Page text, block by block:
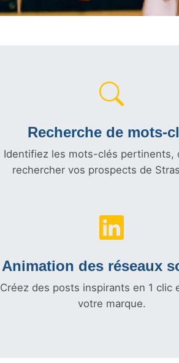
Recherche de mots-
Identifiez les mots-clés pertinents,
rechercher vos prospects de
Animation des réseaux
Créez des posts inspirants en 1 clic
votre marque.